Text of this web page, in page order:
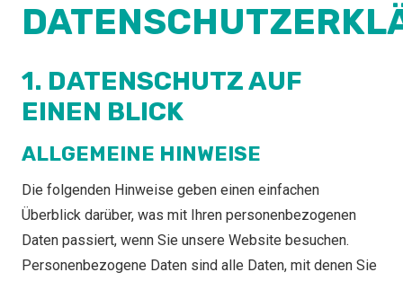
1. DATENSCHUTZ AUF
EINEN BLICK
ALLGEMEINE HINWEISE
Die folgenden Hinweise geben einen einfachen
Überblick darüber, was mit Ihren personenbezogenen
Daten passiert, wenn Sie unsere Website besuchen.
Personenbezogene Daten sind alle Daten, mit denen Sie